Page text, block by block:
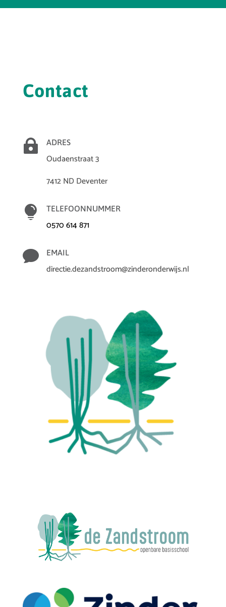
Contact
 ADRES
Oudaenstraat 3
7412 ND Deventer
 TELEFOONNUMMER
0570 614 871
 EMAIL
directie.dezandstroom@zinderonderwijs.nl